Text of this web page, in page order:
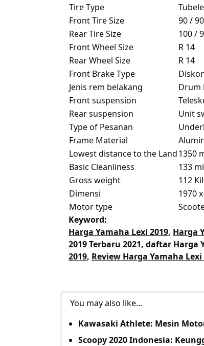
Tire Type
Front Tire Size
90 /
Rear Tire Size
100 /
Front Wheel Size
R 14
Rear Wheel Size
R 14
Front Brake Type
Jenis rem belakang
Drum
Front suspension
Rear suspension
Unit
Type of Pesanan
Frame Material
Lowest distance to the Land1350
Basic Cleanliness
133
Gross weight
112
Dimensi
1970
Motor type
Keyword:
Harga Yamaha Lexi 2019, Harga
2019 Terbaru 2021, daftar Harga
2019, Review Harga Yamaha Lexi
You may also like...
Kawasaki Athlete: Mesin
Scoopy 2020 Indonesia: